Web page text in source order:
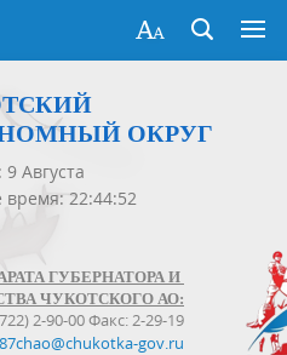
ОКРУГ
Августа
время: 22:44:52
ГУБЕРНАТОРА И
ЧУКОТСКОГО АО:
2-90-00 Факс: 2-29-19
gov.ru